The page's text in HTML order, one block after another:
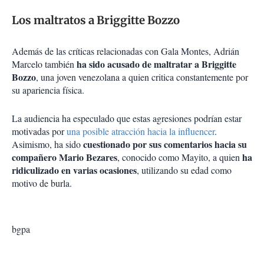
Los maltratos a Briggitte Bozzo
Además de las críticas relacionadas con Gala Montes, Adrián
Marcelo tambiénha sido acusado de maltratar a Briggitte
Bozzo, una joven venezolana a quien critica constantemente por
su apariencia física.
La audiencia ha especulado que estas agresiones podrían estar
motivadas poruna posible atracción hacia la influencer.
Asimismo, ha sidocuestionado por sus comentarios hacia su
compañero Mario Bezares, conocido como Mayito, a quienha
ridiculizado en varias ocasiones, utilizando su edad como
motivo de burla.
bgpa